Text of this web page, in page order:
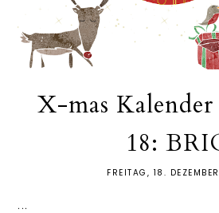
X-mas
18:
FREITAG, 18.
...